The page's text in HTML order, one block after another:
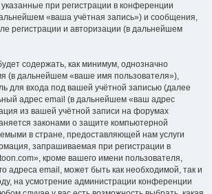
при регистрации в конференции
«ваша учётная запись») и сообщения,
регистрации и авторизации (в дальнейшем
содержать, как минимум, однозначно
(в дальнейшем «ваше имя пользователя»),
для входа под вашей учётной записью (далее
адрес email (в дальнейшем «ваш адрес
из вашей учётной записи на форумах
законами о защите компьютерной
в стране, предоставляющей нам услуги
запрашиваемая при регистрации в
кроме вашего имени пользователя,
адреса email, может быть как необходимой, так и
на усмотрение администрации конференции